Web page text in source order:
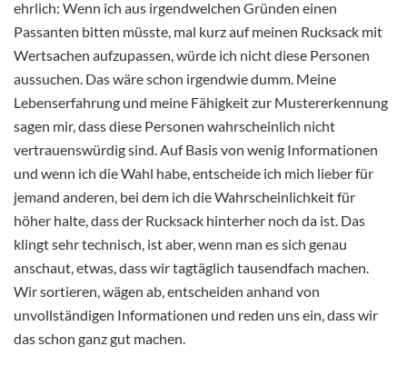
ehrlich: Wenn ich aus irgendwelchen Gründen einen
Passanten bitten müsste, mal kurz auf meinen Rucksack mit
Wertsachen aufzupassen, würde ich nicht diese Personen
aussuchen. Das wäre schon irgendwie dumm. Meine
Lebenserfahrung und meine Fähigkeit zur Mustererkennung
sagen mir, dass diese Personen wahrscheinlich nicht
vertrauenswürdig sind. Auf Basis von wenig Informationen
und wenn ich die Wahl habe, entscheide ich mich lieber für
jemand anderen, bei dem ich die Wahrscheinlichkeit für
höher halte, dass der Rucksack hinterher noch da ist. Das
klingt sehr technisch, ist aber, wenn man es sich genau
anschaut, etwas, dass wir tagtäglich tausendfach machen.
Wir sortieren, wägen ab, entscheiden anhand von
unvollständigen Informationen und reden uns ein, dass wir
das schon ganz gut machen.